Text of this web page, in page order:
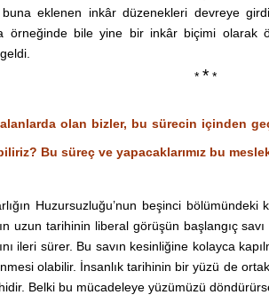
buna eklenen inkâr düzenekleri devreye
örneğinde bile yine bir inkâr biçimi olarak
* * *
olan bizler, bu sürecin içinden
Bu süreç ve yapacaklarımız bu
Huzursuzluğu’nun beşinci
uzun tarihinin liberal görüşün başlangıç
ileri sürer. Bu savın kesinliğine kolayca
olabilir. İnsanlık tarihinin bir yüzü de
Belki bu mücadeleye yüzümüzü